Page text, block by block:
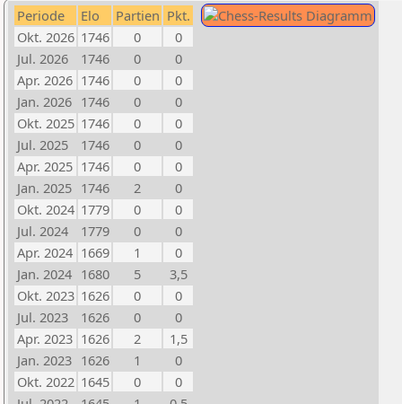
Periode Elo Partien Pkt.
Okt. 2026 1746 0
0
Jul. 2026
1746 0
0
Apr. 2026 1746 0
0
Jan. 2026 1746 0
0
Okt. 2025 1746 0
0
Jul. 2025
1746 0
0
Apr. 2025 1746 0
0
Jan. 2025 1746 2
0
Okt. 2024 1779 0
0
Jul. 2024
1779 0
0
Apr. 2024 1669 1
0
Jan. 2024 1680 5
3,5
Okt. 2023 1626 0
0
Jul. 2023
1626 0
0
Apr. 2023 1626 2
1,5
Jan. 2023 1626 1
0
Okt. 2022 1645 0
0